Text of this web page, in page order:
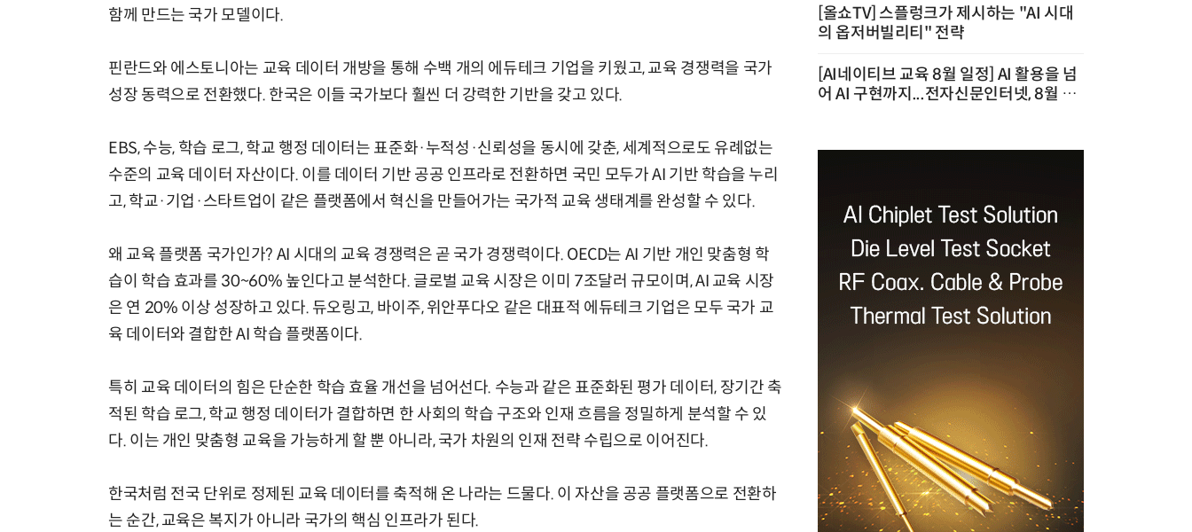
함께 만드는 국가 모델이다.
핀란드와 에스토니아는 교육 데이터 개방을 통해 수백 개의 에듀테크 기업을 키웠고, 교육 경쟁력을 국가
성장 동력으로 전환했다. 한국은 이들 국가보다 훨씬 더 강력한 기반을 갖고 있다.
EBS, 수능, 학습 로그, 학교 행정 데이터는 표준화·누적성·신뢰성을 동시에 갖춘, 세계적으로도 유례없는
수준의 교육 데이터 자산이다. 이를 데이터 기반 공공 인프라로 전환하면 국민 모두가 AI 기반 학습을 누리
고, 학교·기업·스타트업이 같은 플랫폼에서 혁신을 만들어가는 국가적 교육 생태계를 완성할 수 있다.
왜 교육 플랫폼 국가인가? AI 시대의 교육 경쟁력은 곧 국가 경쟁력이다. OECD는 AI 기반 개인 맞춤형 학
습이 학습 효과를 30~60% 높인다고 분석한다. 글로벌 교육 시장은 이미 7조달러 규모이며, AI 교육 시장
은 연 20% 이상 성장하고 있다. 듀오링고, 바이주, 위안푸다오 같은 대표적 에듀테크 기업은 모두 국가 교
육 데이터와 결합한 AI 학습 플랫폼이다.
특히 교육 데이터의 힘은 단순한 학습 효율 개선을 넘어선다. 수능과 같은 표준화된 평가 데이터, 장기간 축
적된 학습 로그, 학교 행정 데이터가 결합하면 한 사회의 학습 구조와 인재 흐름을 정밀하게 분석할 수 있
다. 이는 개인 맞춤형 교육을 가능하게 할 뿐 아니라, 국가 차원의 인재 전략 수립으로 이어진다.
한국처럼 전국 단위로 정제된 교육 데이터를 축적해 온 나라는 드물다. 이 자산을 공공 플랫폼으로 전환하
는 순간, 교육은 복지가 아니라 국가의 핵심 인프라가 된다.
[올쇼TV] 스플렁크가 제시하는 "AI 시대
의 옵저버빌리티" 전략
[AI네이티브 교육 8월 일정] AI 활용을 넘
어 AI 구현까지...전자신문인터넷, 8월 실